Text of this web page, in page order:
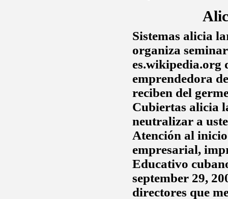
Sistemas alicia
organiza
es.wikipedia.org
emprendedora
reciben del
Cubiertas alicia
neutralizar a
Atención al
empresarial,
Educativo
september 29,
directores que